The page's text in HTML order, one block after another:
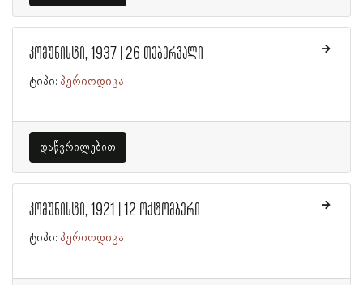
კომუნისტი, 1937 | 26 თებერვალი
ტიპი: პერიოდიკა
დაწვრილებით
კომუნისტი, 1921 | 12 ოქტომბერი
ტიპი: პერიოდიკა